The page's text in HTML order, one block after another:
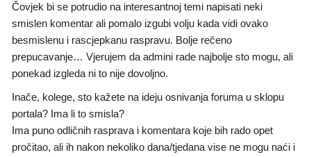
Čovjek bi se potrudio na interesantnoj temi napisati neki
smislen komentar ali pomalo izgubi volju kada vidi ovako
besmislenu i rascjepkanu raspravu. Bolje rečeno
prepucavanje… Vjerujem da admini rade najbolje sto mogu, ali
ponekad izgleda ni to nije dovoljno.
Inače, kolege, sto kažete na ideju osnivanja foruma u sklopu
portala? Ima li to smisla?
Ima puno odličnih rasprava i komentara koje bih rado opet
pročitao, ali ih nakon nekoliko dana/tjedana vise ne mogu naći i